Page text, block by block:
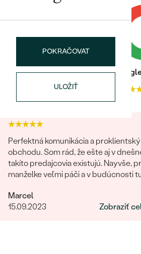
POKRAČOVAT
ULOŽIŤ
Heuréka recenzie
4.9
Perfektná komunikácia a
obchodu. Som rád, že ešte aj v
takíto predajcovia existujú. Nayvše,
manželke veľmi páči a v budúcnosti
Marcel
15.09.2023
Zobraziť